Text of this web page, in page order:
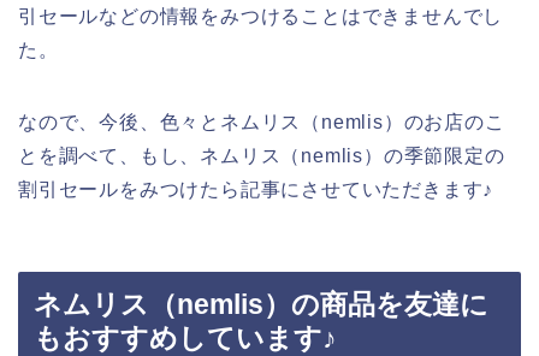
引セールなどの情報をみつけることはできませんでし
た。
なので、今後、色々とネムリス（nemlis）のお店のこ
とを調べて、もし、ネムリス（nemlis）の季節限定の
割引セールをみつけたら記事にさせていただきます♪
ネムリス（nemlis）の商品を友達に
もおすすめしています♪